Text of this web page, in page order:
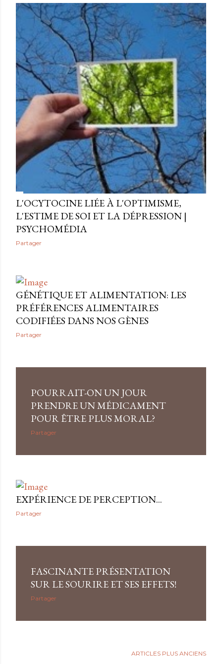
L'OCYTOCINE LIÉE À L'OPTIMISME,
L'ESTIME DE SOI ET LA DÉPRESSION |
PSYCHOMÉDIA
Partager
GÉNÉTIQUE ET ALIMENTATION: LES
PRÉFÉRENCES ALIMENTAIRES
CODIFIÉES DANS NOS GÈNES
Partager
POURRAIT-ON UN JOUR
PRENDRE UN MÉDICAMENT
POUR ÊTRE PLUS MORAL?
Partager
EXPÉRIENCE DE PERCEPTION...
Partager
FASCINANTE PRÉSENTATION
SUR LE SOURIRE ET SES EFFETS!
Partager
ARTICLES PLUS ANCIENS